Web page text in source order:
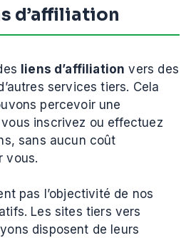
d’affiliation
liens d’affiliation vers des
services tiers. Cela
percevoir une
inscrivez ou effectuez
sans aucun coût
vous.
pas l’objectivité de nos
Les sites tiers vers
disposent de leurs